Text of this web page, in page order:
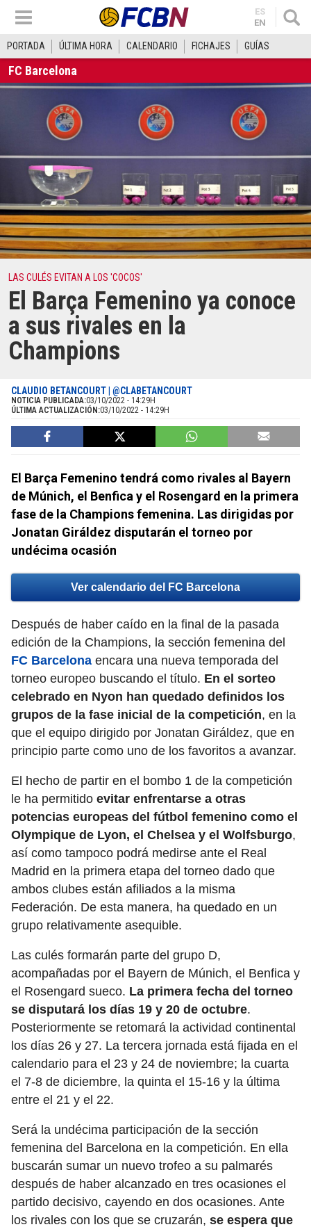
ES
EN
PORTADA ÚLTIMA HORA CALENDARIO FICHAJES GUÍAS
FC Barcelona
LAS CULÉS EVITAN A LOS 'COCOS'
El Barça Femenino ya conoce
a sus rivales en la
Champions
CLAUDIO BETANCOURT | @CLABETANCOURT
NOTICIA PUBLICADA:03/10/2022 - 14:29H
ÚLTIMA ACTUALIZACIÓN:03/10/2022 - 14:29H
El Barça Femenino tendrá como rivales al Bayern
de Múnich, el Benfica y el Rosengard en la primera
fase de la Champions femenina. Las dirigidas por
Jonatan Giráldez disputarán el torneo por
undécima ocasión
Ver calendario del FC Barcelona
Después de haber caído en la final de la pasada
edición de la Champions, la sección femenina del
FC Barcelona encara una nueva temporada del
torneo europeo buscando el título. En el sorteo
celebrado en Nyon han quedado definidos los
grupos de la fase inicial de la competición, en la
que el equipo dirigido por Jonatan Giráldez, que en
principio parte como uno de los favoritos a avanzar.
El hecho de partir en el bombo 1 de la competición
le ha permitido evitar enfrentarse a otras
potencias europeas del fútbol femenino como el
Olympique de Lyon, el Chelsea y el Wolfsburgo,
así como tampoco podrá medirse ante el Real
Madrid en la primera etapa del torneo dado que
ambos clubes están afiliados a la misma
Federación. De esta manera, ha quedado en un
grupo relativamente asequible.
Las culés formarán parte del grupo D,
acompañadas por el Bayern de Múnich, el Benfica y
el Rosengard sueco. La primera fecha del torneo
se disputará los días 19 y 20 de octubre.
Posteriormente se retomará la actividad continental
los días 26 y 27. La tercera jornada está fijada en el
calendario para el 23 y 24 de noviembre; la cuarta
el 7-8 de diciembre, la quinta el 15-16 y la última
entre el 21 y el 22.
Será la undécima participación de la sección
femenina del Barcelona en la competición. En ella
buscarán sumar un nuevo trofeo a su palmarés
después de haber alcanzado en tres ocasiones el
partido decisivo, cayendo en dos ocasiones. Ante
los rivales con los que se cruzarán, se espera que